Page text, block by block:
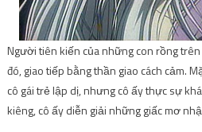
Người tiên kiến ​​​​của những con rồng
đó, giao tiếp bằng thần giao cách cảm.
cô gái trẻ lập dị, nhưng cô ấy thực sự
kiêng, cô ấy diễn giải những giấc mơ